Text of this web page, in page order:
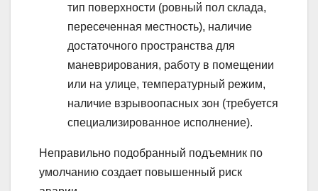
тип поверхности (ровный пол склада,
пересеченная местность), наличие
достаточного пространства для
маневрирования, работу в помещении
или на улице, температурный режим,
наличие взрывоопасных зон (требуется
специализированное исполнение).
Неправильно подобранный подъемник по
умолчанию создает повышенный риск